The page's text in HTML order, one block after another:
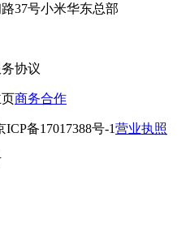
37号小米华东总部
协议
商务合作
ICP备17017388号-1营业执照